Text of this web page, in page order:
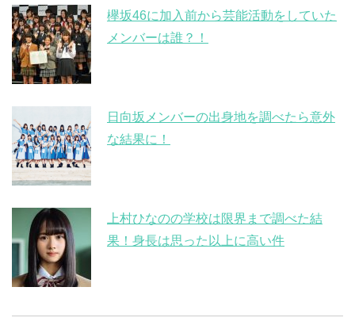
欅坂46に加入前から芸能活動をしていた
メンバーは誰？！
日向坂メンバーの出身地を調べたら意外
な結果に！
上村ひなのの学校は限界まで調べた結
果！身長は思った以上に高い件